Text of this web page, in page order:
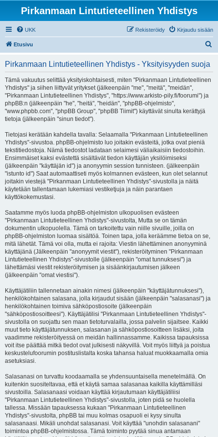
Pirkanmaan Lintutieteellinen Yhdistys
UKK Kirjaudu sisään
Rekisteröidy
Etusivu
Pirkanmaan Lintutieteellinen Yhdistys - Yksityisyyden suoja
Tämä vakuutus selittää yksityiskohtaisesti, miten "Pirkanmaan Lintutieteellinen
Yhdistys" ja siihen liittyvät yritykset (jälkeenpäin "me", "meitä", "meidän",
"Pirkanmaan Lintutieteellinen Yhdistys", "https://www.arkisto-pily.fi/foorumi") ja
phpBB:n (jälkeenpäin "he", "heitä", "heidän", "phpBB-ohjelmisto",
"www.phpbb.com", "phpBB Group", "phpBB Tiimit") käyttävät sinulta kerättyjä
tietoja (jälkeenpäin "sinun tiedot").
Tietojasi kerätään kahdella tavalla: Selaamalla "Pirkanmaan Lintutieteellinen
Yhdistys"-sivustoa. phpBB-ohjelmisto luo joitakin evästeitä, jotka ovat pieniä
tekstitiedostoja. Nämä tiedostot ladataan selaimesi väliaikaisiin tiedostoihin.
Ensimmäiset kaksi evästettä sisältävät tiedon käyttäjän yksilöimiseksi
(jälkeenpäin "käyttäjän id") ja anonyymin session tunnisteen. (jälkeenpäin
"istunto id") Saat automaattiseti myös kolmannen evästeen, kun olet selannut
joitakin viestejä "Pirkanmaan Lintutieteellinen Yhdistys"-sivustolla ja näitä
käytetään tallentamaan lukemiasi vestiketjuja ja näin parantaen
käyttökokemustasi.
Saatamme myös luoda phpBB-ohjelmiston ulkopuolisen evästeen
"Pirkanmaan Lintutieteellinen Yhdistys"-sivustolta, Mutta se on tämän
dokumentin ulkopuolella. Tämä on tarkoitettu vain niille sivuille, joilla on
phpBB-ohjelmiston luomaa sisältöä. Toinen tapa, jolla keräämme tietoa on se,
mitä lähetät. Tämä voi olla, mutta ei rajoita: Viestin lähettäminen anonyyminä
käyttäjänä (Jälkeenpäin "anonyymit viestit"), rekisteröityminen "Pirkanmaan
Lintutieteellinen Yhdistys"-sivustolle (jälkeenpäin "omat tunnuksesi") ja
lähettämäsi viestit rekisteröitymisen ja sisäänkirjautumisen jälkeen
(jälkeenpäin "omat viestisi").
Käyttäjätiliin tallennetaan ainakin nimesi (jälkeenpäin "käyttäjätunnuksesi"),
henkilökohtainen salasana, jolla kirjaudut sisään (jälkeenpäin "salasanasi") ja
henkilökohtainen toimiva sähköpostiosoite (jälkeenpäin
"sähköpostiosoitteesi"). Käyttäjätilisi "Pirkanmaan Lintutieteellinen Yhdistys"-
sivustolla on suojattu sen maan tietoturvalailla, jossa palvelin sijaitsee. Kaikki
muut tieto käyttäjätunnuksen, salasanan ja sähköpostiosoitteen lisäksi, joita
vaadimme rekisteröityessä on meidän hallinnassamme. Kaikissa tapauksissa
voit itse päättää mitkä tiedot ovat julkisesti näkyvillä. Voit myös liittyä ja poistua
keskustelufoorumin postituslistalta koska tahansa haluat muokkaamalla omia
asetuksiasi.
Salasanasi on turvattu koodaamalla se yhdensuuntaisella menetelmällä. On
kuitenkin suositeltavaa, että et käytä samaa salasanaa kaikilla käyttämilläsi
sivustoilla. Salasanaasi voidaan käyttää kirjautumaan käyttäjätiliisi
"Pirkanmaan Lintutieteellinen Yhdistys"-sivustolla, joten pidä se huolella
tallessa. Missään tapauksessa kukaan "Pirkanmaan Lintutieteellinen
Yhdistys"-sivustolta, phpBB tai muu kolmas osapuoli ei kysy sinulta
salasanaasi. Mikäli unohdat salasanasi. Voit käyttää "unohdin salasanani"
toimintoa phpBB-ohjelmistossa. Tämä toiminto pyytää sinua antamaan